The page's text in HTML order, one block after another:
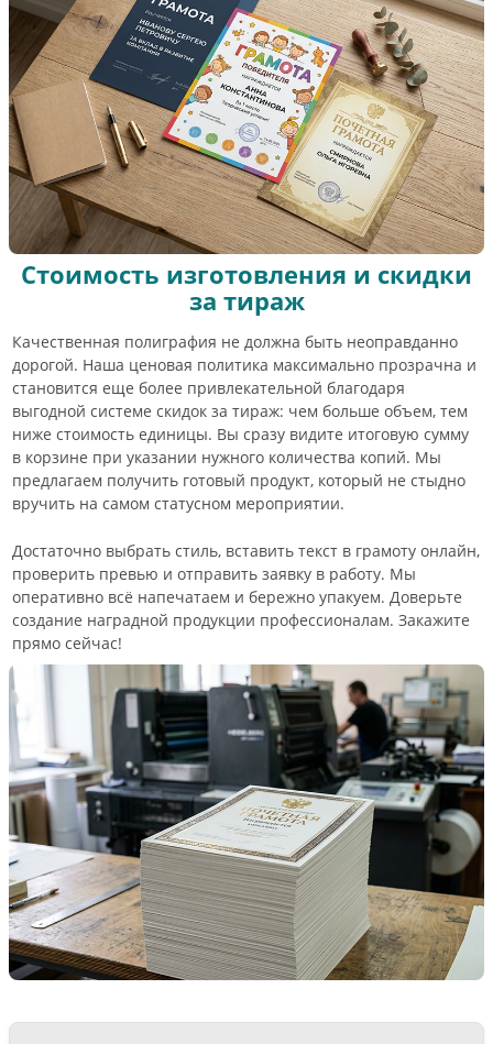
Стоимость изготовления и скидки
за тираж
Качественная полиграфия не должна быть неоправданно
дорогой. Наша ценовая политика максимально прозрачна и
становится еще более привлекательной благодаря
выгодной системе скидок за тираж: чем больше объем, тем
ниже стоимость единицы. Вы сразу видите итоговую сумму
в корзине при указании нужного количества копий. Мы
предлагаем получить готовый продукт, который не стыдно
вручить на самом статусном мероприятии.
Достаточно выбрать стиль, вставить текст в грамоту онлайн,
проверить превью и отправить заявку в работу. Мы
оперативно всё напечатаем и бережно упакуем. Доверьте
создание наградной продукции профессионалам. Закажите
прямо сейчас!